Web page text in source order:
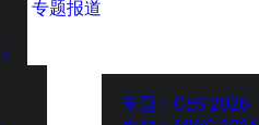
专题报道
专题：CES 2026